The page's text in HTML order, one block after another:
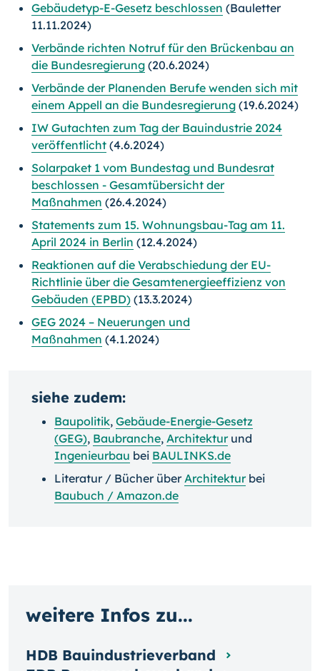
Gebäudetyp-E-Gesetz beschlossen (Bauletter
11.11.2024)
Verbände richten Notruf für den Brückenbau an
die Bundesregierung (20.6.2024)
Verbände der Planenden Berufe wenden sich mit
einem Appell an die Bundesregierung (19.6.2024)
IW Gutachten zum Tag der Bauindustrie 2024
veröffentlicht (4.6.2024)
Solarpaket 1 vom Bundestag und Bundesrat
beschlossen - Gesamtübersicht der
Maßnahmen (26.4.2024)
Statements zum 15. Wohnungsbau-Tag am 11.
April 2024 in Berlin (12.4.2024)
Reaktionen auf die Verabschiedung der EU-
Richtlinie über die Gesamtenergieeffizienz von
Gebäuden (EPBD) (13.3.2024)
GEG 2024 – Neuerungen und
Maßnahmen (4.1.2024)
siehe zudem:
Baupolitik, Gebäude-Energie-Gesetz
(GEG), Baubranche, Architekturund
Ingenieurbau bei BAULINKS.de
Literatur / Bücher überArchitekturbei
Baubuch / Amazon.de
weitere Infos zu...
HDB Bauindustrieverband